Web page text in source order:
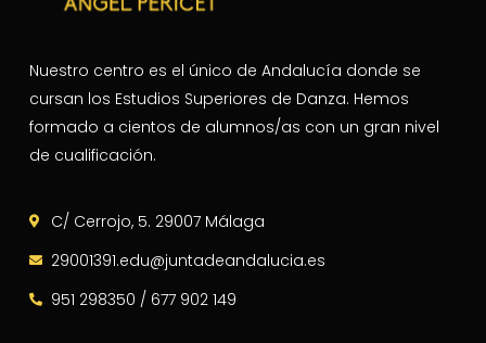
Nuestro centro es el único de Andalucía donde se
cursan los Estudios Superiores de Danza. Hemos
formado a cientos de alumnos/as con un gran nivel
de cualificación.
C/ Cerrojo, 5. 29007 Málaga
29001391.edu@juntadeandalucia.es
951 298350 / 677 902 149